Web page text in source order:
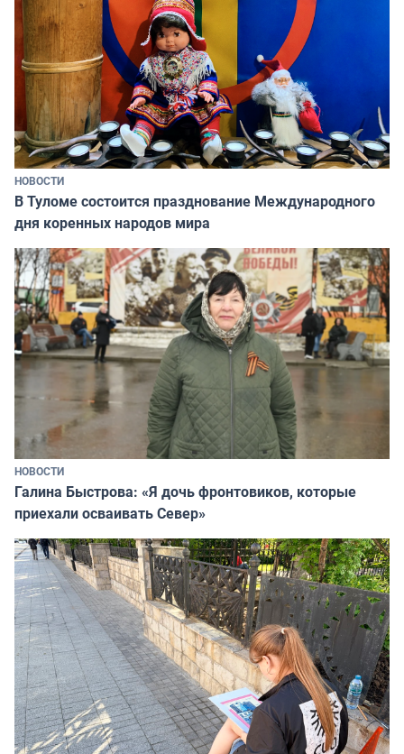
НОВОСТИ
В Туломе состоится празднование Международного
дня коренных народов мира
НОВОСТИ
Галина Быстрова: «Я дочь фронтовиков, которые
приехали осваивать Север»